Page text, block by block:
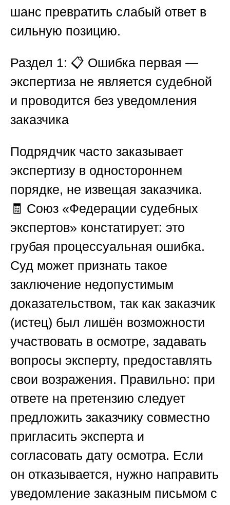
шанс превратить слабый ответ в
сильную позицию.
Раздел 1: 📋 Ошибка первая —
экспертиза не является судебной
и проводится без уведомления
заказчика
Подрядчик часто заказывает
экспертизу в одностороннем
порядке, не извещая заказчика.
🧾 Союз «Федерации судебных
экспертов» констатирует: это
грубая процессуальная ошибка.
Суд может признать такое
заключение недопустимым
доказательством, так как заказчик
(истец) был лишён возможности
участвовать в осмотре, задавать
вопросы эксперту, предоставлять
свои возражения. Правильно: при
ответе на претензию следует
предложить заказчику совместно
пригласить эксперта и
согласовать дату осмотра. Если
он отказывается, нужно направить
уведомление заказным письмом с